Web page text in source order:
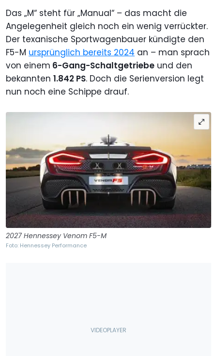
Das „M“ steht für „Manual“ – das macht die
Angelegenheit gleich noch ein wenig verrückter.
Der texanische Sportwagenbauer kündigte den
F5-M ursprünglich bereits 2024 an – man sprach
von einem 6-Gang-Schaltgetriebe und den
bekannten 1.842 PS. Doch die Serienversion legt
nun noch eine Schippe drauf.
2027 Hennessey Venom F5-M
Foto: Hennessey Performance